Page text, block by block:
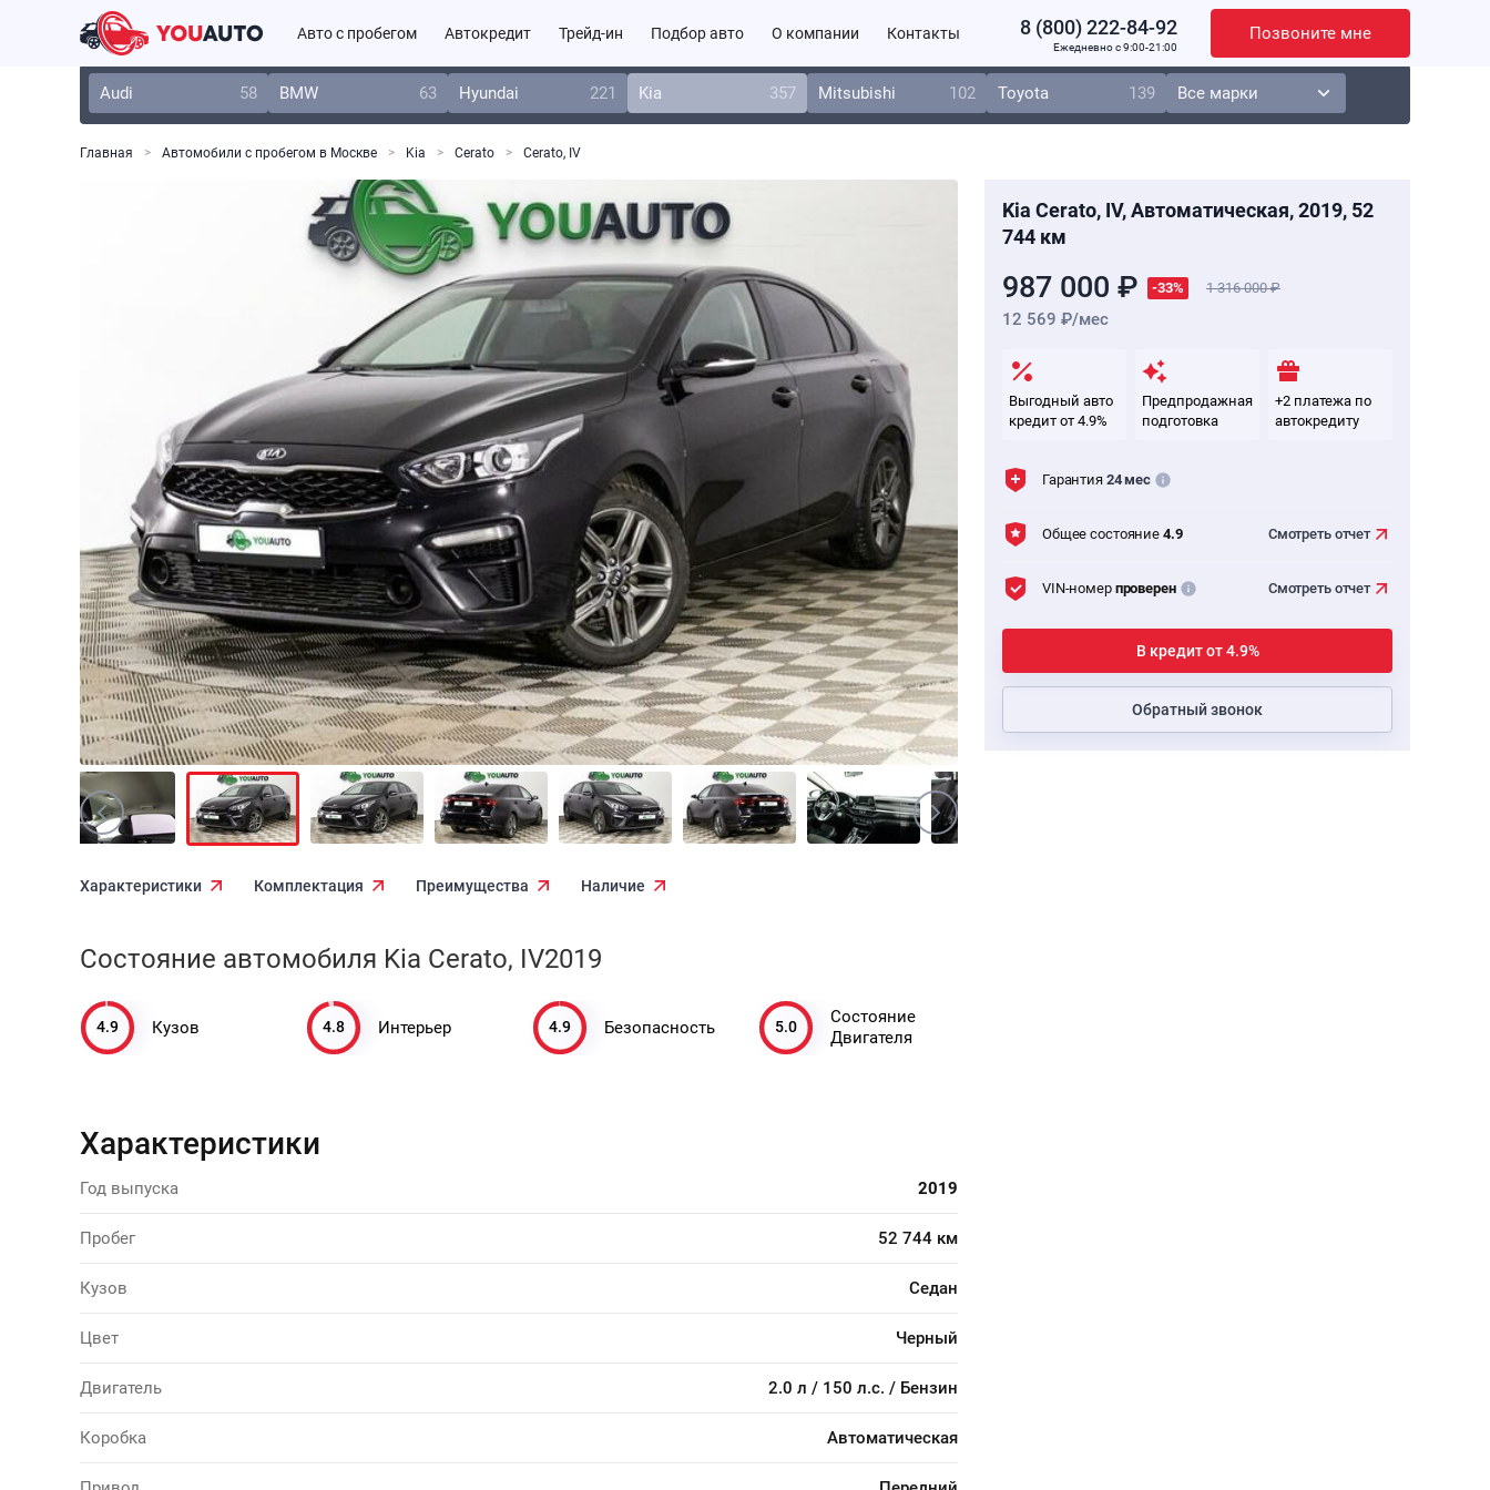
Авто с пробегом Автокредит Трейд-ин Подбор авто О компании Контакты 8 (800) 222-84-92
Ежедневно c 9:00-21:00
Позвоните мне
Audi 58 BMW 63 Hyundai 221 Kia 357 Mitsubishi 102 Toyota 139
Главная Автомобили с пробегом в Москве Kia Cerato Cerato, IV
Kia Cerato, IV, Автоматическая, 2019, 52
744 км
987 000 ₽ -33% 1 316 000
12 569 ₽/мес
Выгодный авто
кредит от 4.9%
Предпродажная
подготовка
+2 платежа по
автокредиту
Гарантия 24 мес
Общее состояние 4.9 Смотреть отчет
VIN-номер проверен Смотреть отчет
В кредит от 4.9%
Обратный звонок
Характеристики Комплектация Преимущества Наличие
Состояние автомобиля Kia Cerato, IV2019
4.9 Кузов 4.8 Интерьер 4.9 Безопасность 5.0
Состояние
Двигателя
Характеристики
Год выпуска 2019
Пробег 52 744 км
Кузов Седан
Цвет Черный
Двигатель 2.0 л / 150 л.с. / Бензин
Коробка Автоматическая